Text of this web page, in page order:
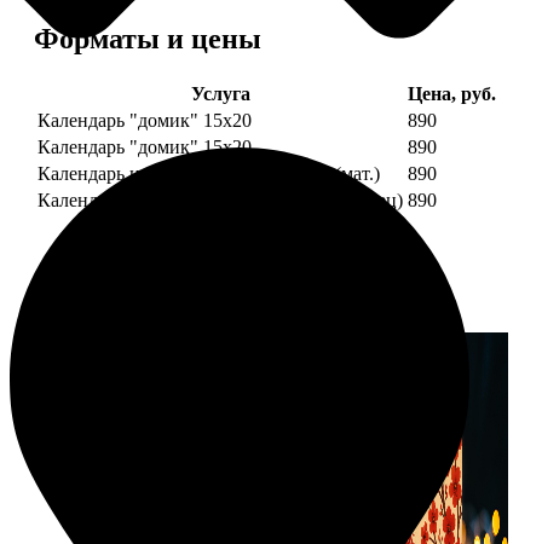
Форматы и цены
Услуга
Цена, руб.
Календарь "домик" 15х20
890
Календарь "домик" 15х20
890
Календарь настольный А5 210х148 (мат.)
890
Календарь настольный А5 210х148 (глянец) 890